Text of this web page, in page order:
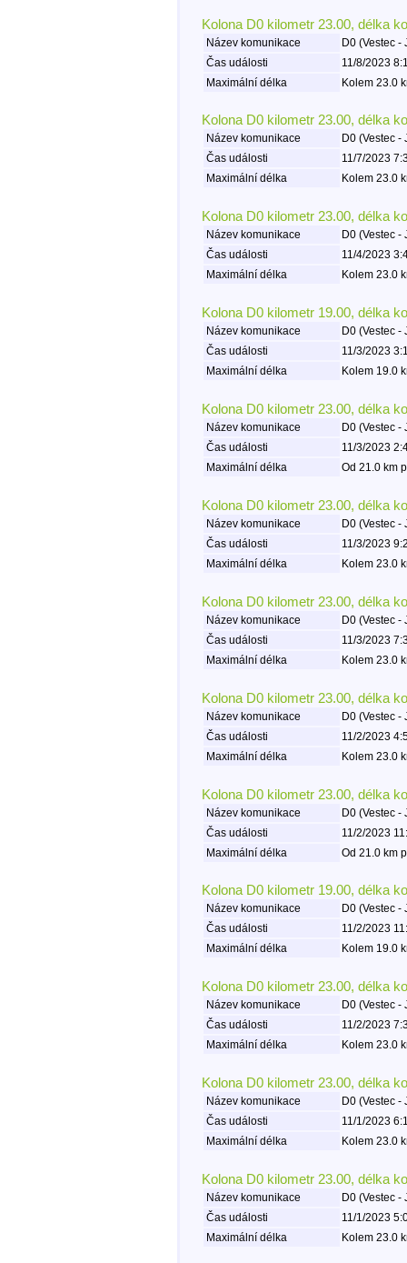
Kolona D0 kilometr 23.00, délka
Název komunikace
D0 (Vestec -
Čas události
11/8/2023
Maximální délka
Kolem 23.0
Kolona D0 kilometr 23.00, délka
Název komunikace
D0 (Vestec -
Čas události
11/7/2023
Maximální délka
Kolem 23.0
Kolona D0 kilometr 23.00, délka
Název komunikace
D0 (Vestec -
Čas události
11/4/2023
Maximální délka
Kolem 23.0
Kolona D0 kilometr 19.00, délka
Název komunikace
D0 (Vestec -
Čas události
11/3/2023
Maximální délka
Kolem 19.0
Kolona D0 kilometr 23.00, délka
Název komunikace
D0 (Vestec -
Čas události
11/3/2023
Maximální délka
Od 21.0 km
Kolona D0 kilometr 23.00, délka
Název komunikace
D0 (Vestec -
Čas události
11/3/2023
Maximální délka
Kolem 23.0
Kolona D0 kilometr 23.00, délka
Název komunikace
D0 (Vestec -
Čas události
11/3/2023
Maximální délka
Kolem 23.0
Kolona D0 kilometr 23.00, délka
Název komunikace
D0 (Vestec -
Čas události
11/2/2023
Maximální délka
Kolem 23.0
Kolona D0 kilometr 23.00, délka
Název komunikace
D0 (Vestec -
Čas události
11/2/2023
Maximální délka
Od 21.0 km
Kolona D0 kilometr 19.00, délka
Název komunikace
D0 (Vestec -
Čas události
11/2/2023
Maximální délka
Kolem 19.0
Kolona D0 kilometr 23.00, délka
Název komunikace
D0 (Vestec -
Čas události
11/2/2023
Maximální délka
Kolem 23.0
Kolona D0 kilometr 23.00, délka
Název komunikace
D0 (Vestec -
Čas události
11/1/2023
Maximální délka
Kolem 23.0
Kolona D0 kilometr 23.00, délka
Název komunikace
D0 (Vestec -
Čas události
11/1/2023
Maximální délka
Kolem 23.0